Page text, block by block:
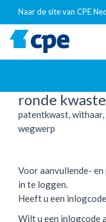
Naar de site van CPE
ronde
patentkwast,
wegwerp
Voor aanvullende-
in te loggen.
Heeft u een
Wilt u een inlogcode